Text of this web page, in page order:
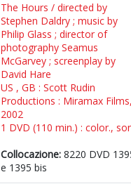
The Hours / directed by
Stephen Daldry ; music by
Philip Glass ; director of
photography Seamus
McGarvey ; screenplay by
David Hare
US , GB : Scott Rudin
Productions : Miramax Films,
2002
1 DVD (110 min.) : color.,
Collocazione: 8220 DVD
e 1395 bis